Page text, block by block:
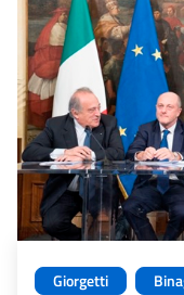
Giorgetti